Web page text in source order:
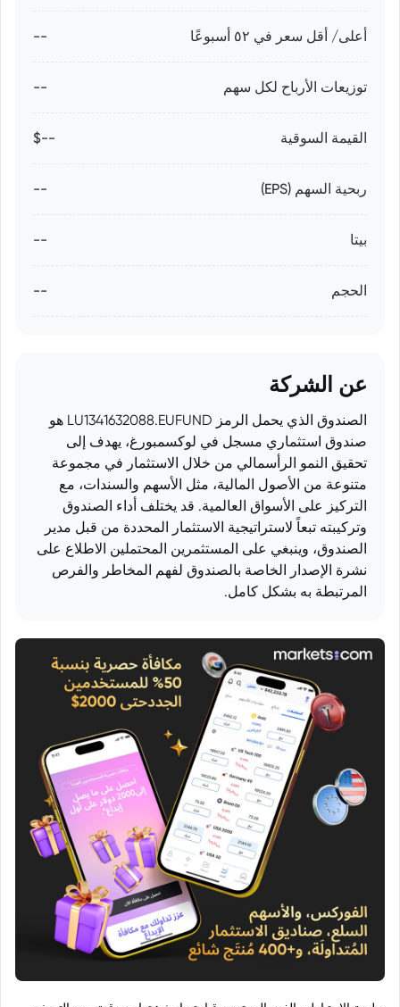
أعلى/ أقل سعر في ٥٢ أسبوعًا --
توزيعات الأرباح لكل سهم --
القيمة السوقية --$
ربحية السهم (EPS) --
بيتا --
الحجم --
عن الشركة
الصندوق الذي يحمل الرمز LU1341632088.EUFUND هو
صندوق استثماري مسجل في لوكسمبورغ، يهدف إلى
تحقيق النمو الرأسمالي من خلال الاستثمار في مجموعة
متنوعة من الأصول المالية، مثل الأسهم والسندات، مع
التركيز على الأسواق العالمية. قد يختلف أداء الصندوق
وتركيبته تبعاً لاستراتيجية الاستثمار المحددة من قبل مدير
الصندوق، وينبغي على المستثمرين المحتملين الاطلاع على
نشرة الإصدار الخاصة بالصندوق لفهم المخاطر والفرص
المرتبطة به بشكل كامل.